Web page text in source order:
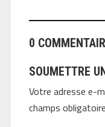
0
SOUMETTRE
Votre adresse e-
champs